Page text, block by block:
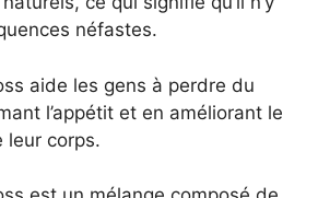
néfastes.
aide les gens à perdre du
l’appétit et en améliorant le
leur corps.